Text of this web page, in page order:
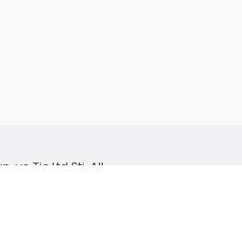
ve Tic Ltd.Şti. All